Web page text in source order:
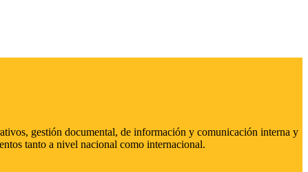
gestión documental, de información y comunicación interna y
tanto a nivel nacional como internacional.